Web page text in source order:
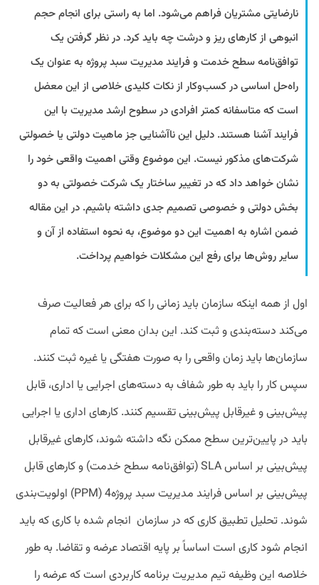
نارضایتی مشتریان فراهم می‌شود. اما به راستی برای انجام حجم
انبوهی از کارهای ریز و درشت چه باید کرد. در نظر گرفتن یک
توافق‌نامه سطح خدمت و فرایند مدیریت سبد پروژه به عنوان یک
راه‌حل اساسی در کسب‌وکار از نکات کلیدی خلاصی از این معضل
است که متاسفانه کمتر افرادی در سطوح ارشد مدیریت با این
فرایند آشنا هستند. دلیل این ناآشنایی جز ماهیت دولتی یا خصولتی
شرکت‌های مذکور نیست. این موضوع وقتی اهمیت واقعی خود را
نشان خواهد داد که در تغییر ساختار یک شرکت خصولتی به دو
بخش دولتی و خصوصی تصمیم جدی داشته باشیم. در این مقاله
ضمن اشاره به اهمیت این دو موضوع، به نحوه استفاده از آن و
سایر روش‌ها برای رفع این مشکلات خواهیم پرداخت.
اول از همه اینکه سازمان باید زمانی را که برای هر فعالیت صرف
می‌کند دسته‌بندی و ثبت کند. این بدان معنی است که تمام
سازمان‌ها باید زمان واقعی را به صورت هفتگی یا غیره ثبت کنند.
سپس کار را باید به طور شفاف به دسته‌های اجرایی یا اداری، قابل
پیش‌بینی و غیرقابل پیش‌بینی تقسیم کنند. کارهای اداری یا اجرایی
باید در پایین‌ترین سطح ممکن نگه داشته شوند، کارهای غیرقابل
پیش‌بینی بر اساس SLA (توافق‌نامه سطح خدمت) و کارهای قابل
پیش‌بینی بر اساس فرایند مدیریت سبد پروژه4 (PPM) اولویت‌بندی
شوند. تحلیل تطبیق کاری که در سازمان انجام شده با کاری که باید
انجام شود کاری است اساساً بر پایه اقتصاد عرضه و تقاضا. به طور
خلاصه این وظیفه تیم مدیریت برنامه کاربردی است که عرضه را